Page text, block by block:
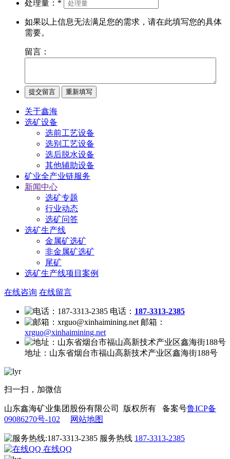
处理量： *
如果以上信息无法满足您的需求，请在此填写您的具体
需要。
留言：
关于鑫海
选矿设备
选前工艺设备
选别工艺设备
选后脱水设备
其他辅助设备
矿业全产业链服务
新闻中心
选矿专题
行业动态
选矿问答
选矿生产线
金属矿选矿
非金属矿选矿
尾矿
选矿生产线项目案例
在线咨询 在线留言
电话： 187-3313-2385
邮箱：
xrguo@xinhaimining.net
地址： 山东省烟台市福山高新技术产业区鑫海街188号
扫一扫，加微信
山东鑫海矿业集团股份有限公司 版权所有 备案号鲁ICP备
09086270号-102
网站地图
服务热线 187-3313-2385
在线QQ